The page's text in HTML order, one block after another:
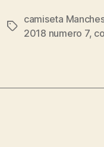
Etiquetas
camiseta
2018 numero 7,